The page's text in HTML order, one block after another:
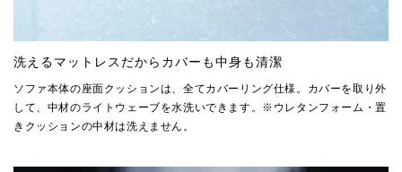
洗えるマットレスだからカバーも中身も清潔
ソファ本体の座面クッションは、全てカバーリング仕様。カバーを取り外
して、中材のライトウェーブを水洗いできます。※ウレタンフォーム・置
きクッションの中材は洗えません。